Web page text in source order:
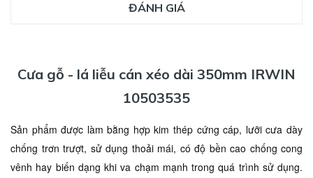
ĐÁNH GIÁ
Cưa gỗ - lá liễu cán xéo dài 350mm IRWIN
10503535
Sản phẩm được làm bằng hợp kim thép cứng cáp, lưỡi cưa dày
chống trơn trượt, sử dụng thoải mái, có độ bền cao chống cong
vênh hay biến dạng khi va chạm mạnh trong quá trình sử dụng.